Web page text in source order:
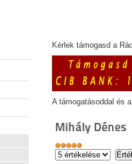
Kérlek támogasd a
A támogatásoddal és
Mihály Dénes